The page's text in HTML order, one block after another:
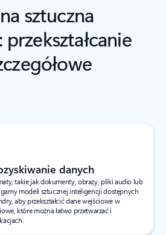
sztuczna
danych
takie jak dokumenty, obrazy, pliki audio lub
modeli sztucznej inteligencji dostępnych
aby przekształcić dane wejściowe w
które można łatwo przetwarzać i